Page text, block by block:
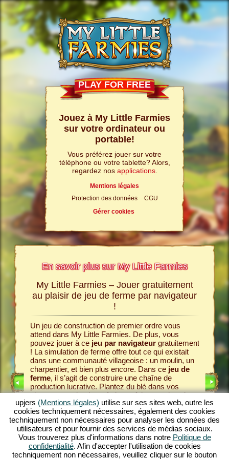
PLAY FOR FREE
Jouez à My Little Farmies
sur votre ordinateur ou
portable!
Vous préférez jouer sur votre
téléphone ou votre tablette? Alors,
regardez nos applications.
Mentions légales
Protection des données
CGU
Gérer cookies
En savoir plus sur My Little Farmies
sites
de
My Little Farmies – Jouer gratuitement
au plaisir de jeu de ferme par navigateur
!
Un jeu de construction de premier ordre vous
attend dans My Little Farmies. De plus, vous
pouvez jouer à ce jeu par navigateurgratuitement
! La simulation de ferme offre tout ce qui existait
dans une communauté villageoise : un moulin, un
charpentier, et bien plus encore. Dans ce jeu de
ferme, il s’agit de construire une chaîne de
production lucrative. Plantez du blé dans vos
champs, moulez-le en farine et faites-en du pain
dans la boulangerie. My Little Farmies est unjeu
de villageavec des fonctions variées et de
magnifiques graphismes. Vous concevez
l’agriculture dans tous ces aspects : de la culture
de légumes à l’élevage d’animaux. Vous y
rencontrerez des animaux d’élevage traditionnels,
comme le porc laineux ou la poule laineuse. Jouez
Tout
Pour
et
des
œufs et
raisins
nobles.
prend
clients
acheter
de
upjers (Mentions légales) utilise sur ses sites web, outre les
cookies techniquement nécessaires, également des cookies
techniquement non nécessaires pour analyser les données des
utilisateurs et pour fournir des services de médias sociaux.
Vous trouverez plus d'informations dans notre Politique de
confidentialité. Afin d'accepter l'utilisation de cookies
techniquement non nécessaires, veuillez cliquer sur le bouton